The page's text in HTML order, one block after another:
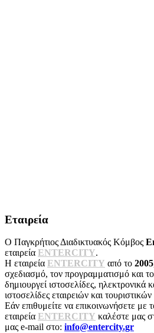
Εταιρεία
Ο Παγκρήτιος Διαδικτυακός Κόμβος
εταιρεία ENTERCITY.
Η εταιρεία ENTERCITY από το 2005
σχεδιασμό, τον προγραμματισμό και
δημιουργεί ιστοσελίδες, ηλεκτρονικά
ιστοσελίδες εταιρειών και
Εάν επιθυμείτε να επικοινωνήσετε με
εταιρεία ENTERCITY καλέστε μας
μας e-mail στο: info@entercity.gr